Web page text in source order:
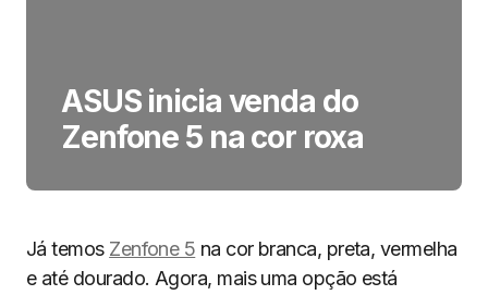
ASUS inicia venda do
Zenfone 5 na cor roxa
Já temos Zenfone 5 na cor branca, preta, vermelha
e até dourado. Agora, mais uma opção está